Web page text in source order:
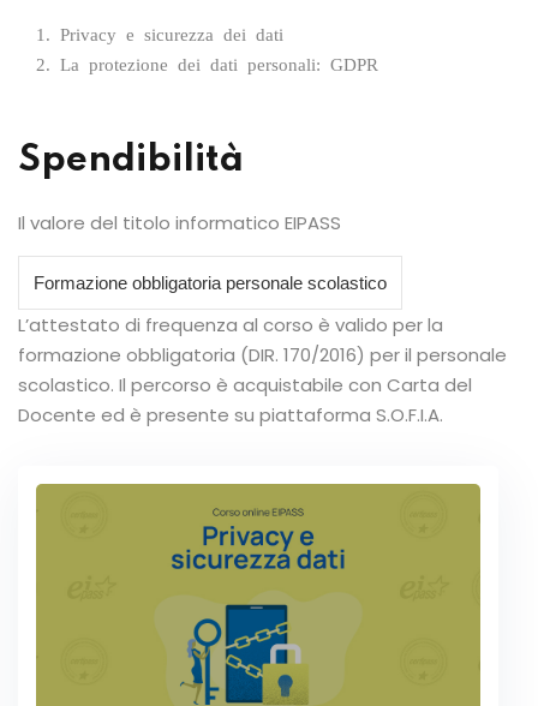
Privacy e sicurezza dei dati
La protezione dei dati personali: GDPR
Spendibilità
Il valore del titolo informatico EIPASS
Formazione obbligatoria personale scolastico
L’attestato di frequenza al corso è valido per la
formazione obbligatoria (DIR. 170/2016) per il personale
scolastico. Il percorso è acquistabile con Carta del
Docente ed è presente su piattaforma S.O.F.I.A.